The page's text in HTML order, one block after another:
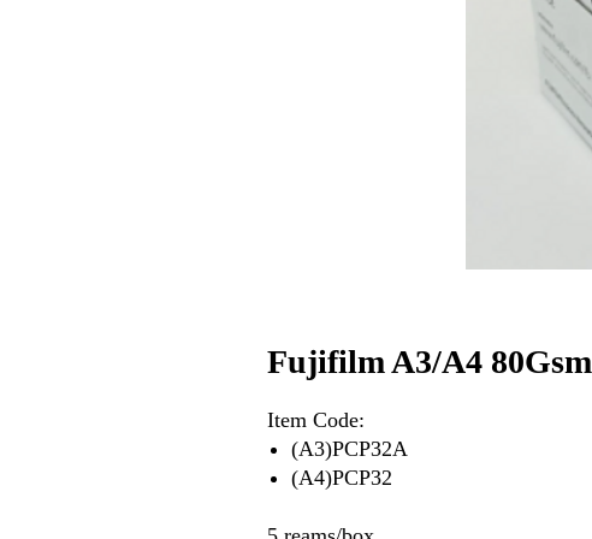
Fujifilm A3/A4 80Gsm
Item Code:
(A3)PCP32A
(A4)PCP32